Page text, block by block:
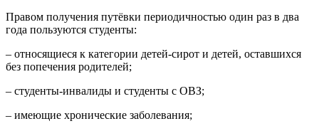
Правом получения путёвки периодичностью один раз в два
года пользуются студенты:
– относящиеся к категории детей-сирот и детей, оставшихся
без попечения родителей;
– студенты-инвалиды и студенты с ОВЗ;
– имеющие хронические заболевания;